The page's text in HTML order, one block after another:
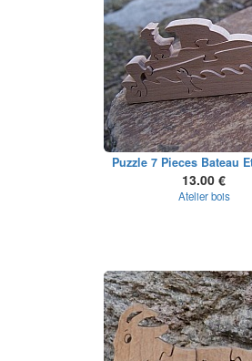
Puzzle 7 Pieces Bateau
13.00 €
Atelier bois